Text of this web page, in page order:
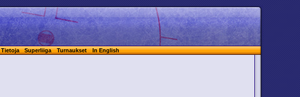
Tietoja Superliiga Turnaukset In English